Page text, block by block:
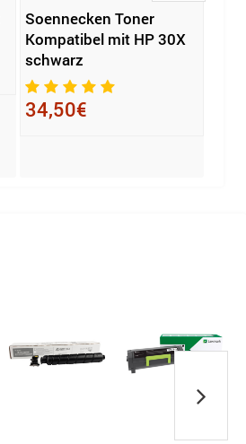
Soennecken Toner
Kompatibel mit HP 30X
schwarz
34,50€